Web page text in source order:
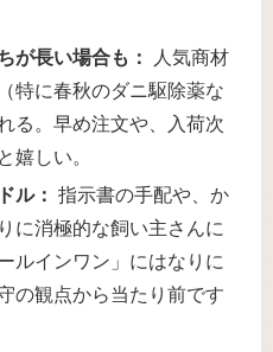
が長い場合も：
人気商材
特に春秋のダニ駆除薬な
る。早め注文や、入荷次
嬉しい。
ル： 指示書の手配や、か
に消極的な飼い主さんに
ルインワン」にはなりに
の観点から当たり前です